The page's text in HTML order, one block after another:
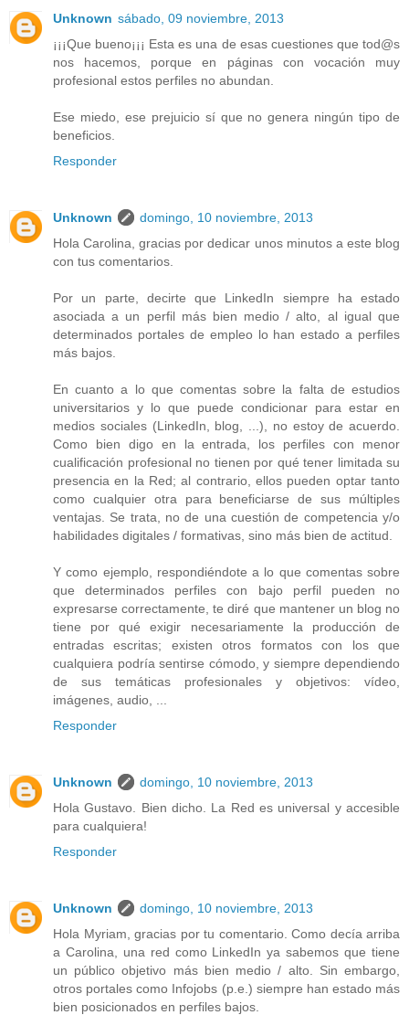
Unknown sábado, 09 noviembre, 2013
¡¡¡Que bueno¡¡¡ Esta es una de esas cuestiones que tod@s
nos hacemos, porque en páginas con vocación muy
profesional estos perfiles no abundan.
Ese miedo, ese prejuicio sí que no genera ningún tipo de
beneficios.
Responder
Unknown
domingo, 10 noviembre, 2013
Hola Carolina, gracias por dedicar unos minutos a este blog
con tus comentarios.
Por un parte, decirte que LinkedIn siempre ha estado
asociada a un perfil más bien medio / alto, al igual que
determinados portales de empleo lo han estado a perfiles
más bajos.
En cuanto a lo que comentas sobre la falta de estudios
universitarios y lo que puede condicionar para estar en
medios sociales (LinkedIn, blog, ...), no estoy de acuerdo.
Como bien digo en la entrada, los perfiles con menor
cualificación profesional no tienen por qué tener limitada su
presencia en la Red; al contrario, ellos pueden optar tanto
como cualquier otra para beneficiarse de sus múltiples
ventajas. Se trata, no de una cuestión de competencia y/o
habilidades digitales / formativas, sino más bien de actitud.
Y como ejemplo, respondiéndote a lo que comentas sobre
que determinados perfiles con bajo perfil pueden no
expresarse correctamente, te diré que mantener un blog no
tiene por qué exigir necesariamente la producción de
entradas escritas; existen otros formatos con los que
cualquiera podría sentirse cómodo, y siempre dependiendo
de sus temáticas profesionales y objetivos: vídeo,
imágenes, audio, ...
Responder
Unknown
domingo, 10 noviembre, 2013
Hola Gustavo. Bien dicho. La Red es universal y accesible
para cualquiera!
Responder
Unknown
domingo, 10 noviembre, 2013
Hola Myriam, gracias por tu comentario. Como decía arriba
a Carolina, una red como LinkedIn ya sabemos que tiene
un público objetivo más bien medio / alto. Sin embargo,
otros portales como Infojobs (p.e.) siempre han estado más
bien posicionados en perfiles bajos.